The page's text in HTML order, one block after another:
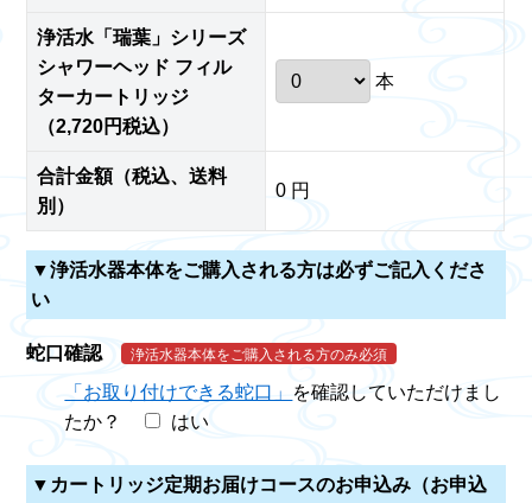
浄活水「瑞葉」シリーズ
シャワーヘッド フィル
ターカートリッジ
（2,720円税込）
本
合計金額（税込、送料
別）
0 円
▼浄活水器本体をご購入される方は必ずご記入くださ
い
蛇口確認 浄活水器本体をご購入される方のみ必須
「お取り付けできる蛇口」 を確認していただけまし
たか？
はい
▼カートリッジ定期お届けコースのお申込み（お申込